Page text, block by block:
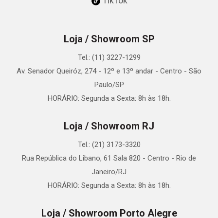
Loja / Showroom SP
Tel.: (11) 3227-1299
Av. Senador Queiróz, 274 - 12º e 13º andar - Centro - São
Paulo/SP
HORÁRIO: Segunda a Sexta: 8h às 18h.
Loja / Showroom RJ
Tel.: (21) 3173-3320
Rua República do Libano, 61 Sala 820 - Centro - Rio de
Janeiro/RJ
HORÁRIO: Segunda a Sexta: 8h às 18h.
Loja / Showroom Porto Alegre